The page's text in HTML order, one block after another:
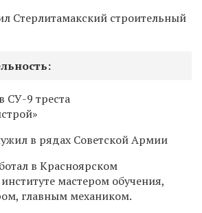
Стерлитамакский строительный
СУ-9 треста
в рядах Советской Армии
в Красноярском
мастером обучения,
главным механиком.